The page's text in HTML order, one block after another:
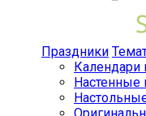
Праздники
Календари
Настенные